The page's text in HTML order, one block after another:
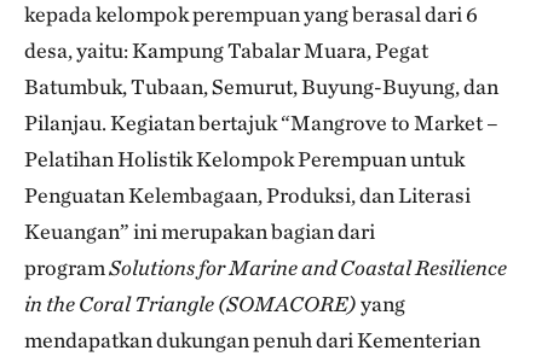
kepada kelompok perempuan yang berasal dari 6
desa, yaitu: Kampung Tabalar Muara, Pegat
Batumbuk, Tubaan, Semurut, Buyung-Buyung, dan
Pilanjau. Kegiatan bertajuk “Mangrove to Market –
Pelatihan Holistik Kelompok Perempuan untuk
Penguatan Kelembagaan, Produksi, dan Literasi
Keuangan” ini merupakan bagian dari
programSolutions for Marine and Coastal Resilience
in the Coral Triangle (SOMACORE)yang
mendapatkan dukungan penuh dari Kementerian